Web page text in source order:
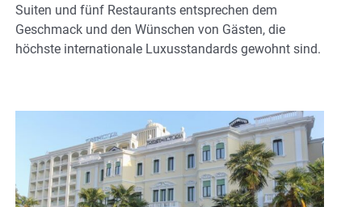
Suiten und fünf Restaurants entsprechen dem
Geschmack und den Wünschen von Gästen, die
höchste internationale Luxusstandards gewohnt sind.